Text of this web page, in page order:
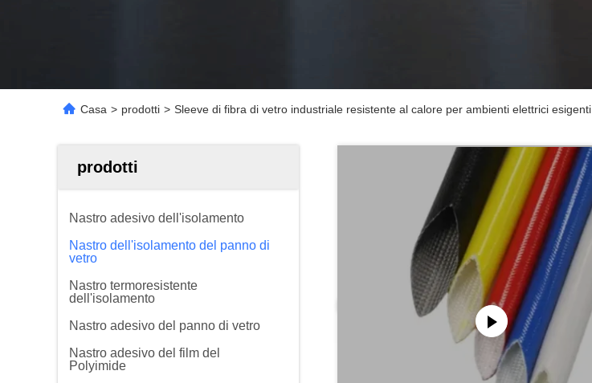
Casa > prodotti > Sleeve di fibra di vetro industriale resistente al calore per ambienti elettrici esigenti
prodotti
Nastro adesivo dell'isolamento
Nastro dell'isolamento del panno di
vetro
Nastro termoresistente
dell'isolamento
Nastro adesivo del panno di vetro
Nastro adesivo del film del
Polyimide